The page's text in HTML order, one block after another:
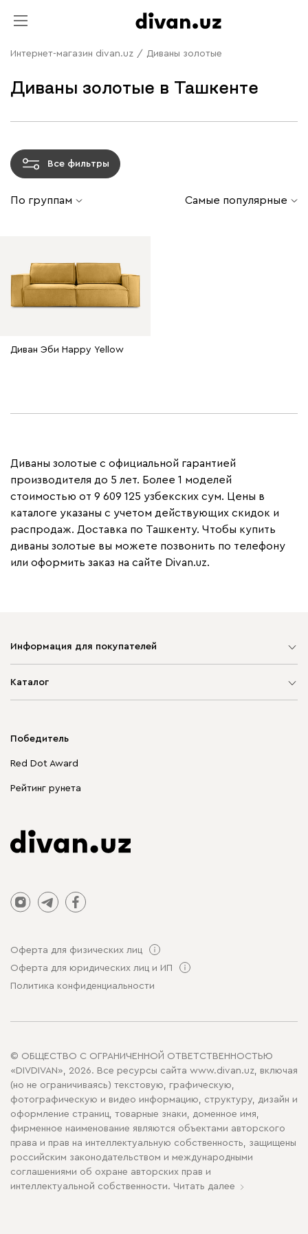
Интернет-магазин divan.uz / Диваны золотые
Диваны золотые в Ташкенте
Все фильтры
По группам Самые популярные
Диван Эби Happy Yellow
Диваны золотые с официальной гарантией
производителя до 5 лет. Более 1 моделей
стоимостью от 9 609 125 узбекских сум. Цены в
каталоге указаны с учетом действующих скидок и
распродаж. Доставка по Ташкенту. Чтобы купить
диваны золотые вы можете позвонить по телефону
или оформить заказ на сайте Divan.uz.
Информация для покупателей
Каталог
Корпусная мебель
Столы и стулья
Победитель
Red Dot Award
Рейтинг рунета
Оферта для физических лиц
Оферта для юридических лиц и ИП
Политика конфиденциальности
© ОБЩЕСТВО С ОГРАНИЧЕННОЙ ОТВЕТСТВЕННОСТЬЮ
«DIVDIVAN», 2026. Все ресурсы сайта www.divan.uz, включая
(но не ограничиваясь) текстовую, графическую,
фотографическую и видео информацию, структуру, дизайн и
оформление страниц, товарные знаки, доменное имя,
фирменное наименование являются объектами авторского
права и прав на интеллектуальную собственность, защищены
российским законодательством и международными
соглашениями об охране авторских прав и
интеллектуальной собственности. Читать далее